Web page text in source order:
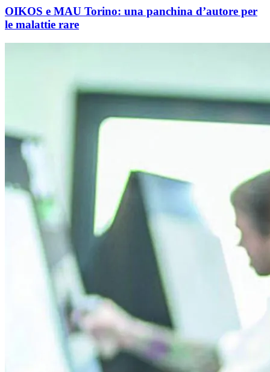
OIKOS e MAU Torino: una panchina d’autore per
le malattie rare